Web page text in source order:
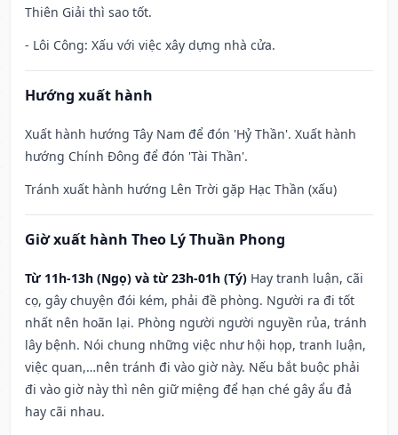
Thiên Giải thì sao tốt.
- Lôi Công: Xấu với việc xây dựng nhà cửa.
Hướng xuất hành
Xuất hành hướng Tây Nam để đón 'Hỷ Thần'. Xuất hành
hướng Chính Đông để đón 'Tài Thần'.
Tránh xuất hành hướng Lên Trời gặp Hạc Thần (xấu)
Giờ xuất hành Theo Lý Thuần Phong
Từ 11h-13h (Ngọ) và từ 23h-01h (Tý) Hay tranh luận, cãi
cọ, gây chuyện đói kém, phải đề phòng. Người ra đi tốt
nhất nên hoãn lại. Phòng người người nguyền rủa, tránh
lây bệnh. Nói chung những việc như hội họp, tranh luận,
việc quan,…nên tránh đi vào giờ này. Nếu bắt buộc phải
đi vào giờ này thì nên giữ miệng để hạn ché gây ẩu đả
hay cãi nhau.